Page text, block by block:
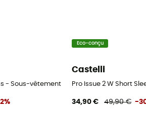
- Sous-vêtement technique vélo
Eco-conçu
Castelli
Pro Issue 2 W Short
34,90 € 49,90 € -